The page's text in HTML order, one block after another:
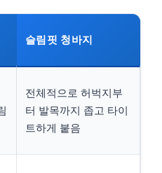
슬림핏 청바지
전체적으로 허벅지부
터 발목까지 좁고 타이
트하게 붙음